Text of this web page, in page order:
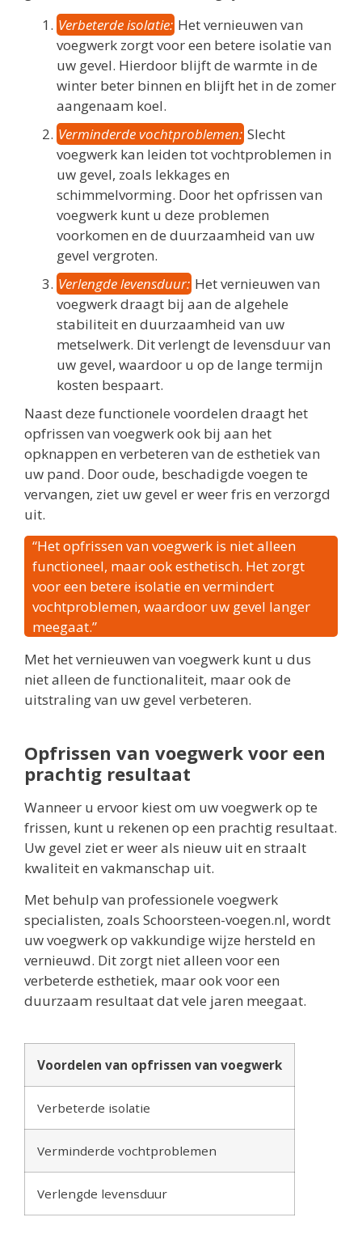
Verbeterde isolatie: Het vernieuwen van
voegwerk zorgt voor een betere isolatie van
uw gevel. Hierdoor blijft de warmte in de
winter beter binnen en blijft het in de zomer
aangenaam koel.
Verminderde vochtproblemen: Slecht
voegwerk kan leiden tot vochtproblemen in
uw gevel, zoals lekkages en
schimmelvorming. Door het opfrissen van
voegwerk kunt u deze problemen
voorkomen en de duurzaamheid van uw
gevel vergroten.
Verlengde levensduur: Het vernieuwen van
voegwerk draagt bij aan de algehele
stabiliteit en duurzaamheid van uw
metselwerk. Dit verlengt de levensduur van
uw gevel, waardoor u op de lange termijn
kosten bespaart.
Naast deze functionele voordelen draagt het
opfrissen van voegwerk ook bij aan het
opknappen en verbeteren van de esthetiek van
uw pand. Door oude, beschadigde voegen te
vervangen, ziet uw gevel er weer fris en verzorgd
uit.
“Het opfrissen van voegwerk is niet alleen
functioneel, maar ook esthetisch. Het zorgt
voor een betere isolatie en vermindert
vochtproblemen, waardoor uw gevel langer
meegaat.”
Met het vernieuwen van voegwerk kunt u dus
niet alleen de functionaliteit, maar ook de
uitstraling van uw gevel verbeteren.
Opfrissen van voegwerk voor een
prachtig resultaat
Wanneer u ervoor kiest om uw voegwerk op te
frissen, kunt u rekenen op een prachtig resultaat.
Uw gevel ziet er weer als nieuw uit en straalt
kwaliteit en vakmanschap uit.
Met behulp van professionele voegwerk
specialisten, zoals Schoorsteen-voegen.nl, wordt
uw voegwerk op vakkundige wijze hersteld en
vernieuwd. Dit zorgt niet alleen voor een
verbeterde esthetiek, maar ook voor een
duurzaam resultaat dat vele jaren meegaat.
Voordelen van opfrissen van voegwerk
Verbeterde isolatie
Verminderde vochtproblemen
Verlengde levensduur